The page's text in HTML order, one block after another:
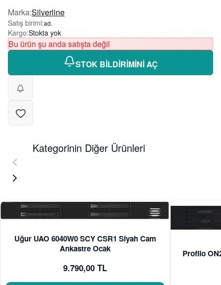
Marka:Silverline
Satış birimi:ad.
Kargo:Stokta yok
Bu ürün şu anda satışta değil
STOK BİLDİRİMİNİ AÇ
Kategorinin Diğer Ürünleri
Uğur UAO 6040W0 SCY CSR1 Siyah Cam
Ankastre Ocak
9.790,00 TL
Profilo